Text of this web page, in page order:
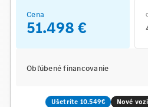
Cena
51.498 €
Obľúbené financovanie
Ušetríte 10.549€ Nové